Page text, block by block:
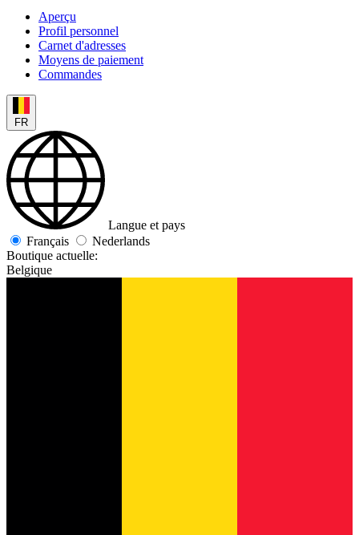
Aperçu
Profil personnel
Carnet d'adresses
Moyens de paiement
Commandes
FR
Langue et pays
Français
Nederlands
Boutique actuelle:
Belgique